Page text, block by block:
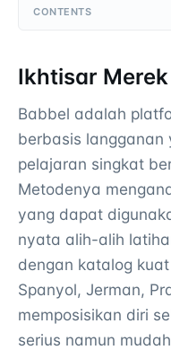
CONTENTS
Ikhtisar Merek
Babbel adalah
berbasis langganan
pelajaran singkat
Metodenya
yang dapat
nyata alih-alih
dengan katalog
Spanyol, Jerman,
memposisikan diri
serius namun